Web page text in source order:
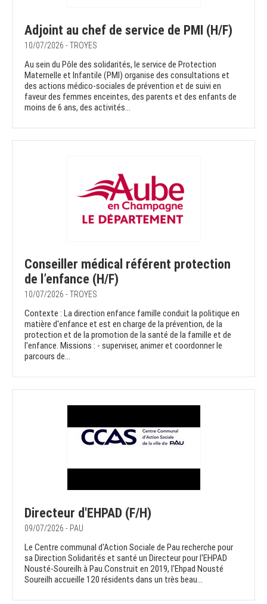
Adjoint au chef de service de PMI (H/F)
10/07/2026 - TROYES
Au sein du Pôle des solidarités, le service de Protection
Maternelle et Infantile (PMI) organise des consultations et
des actions médico-sociales de prévention et de suivi en
faveur des femmes enceintes, des parents et des enfants de
moins de 6 ans, des activités...
Conseiller médical référent protection
de l’enfance (H/F)
10/07/2026 - TROYES
Contexte : La direction enfance famille conduit la politique en
matière d'enfance et est en charge de la prévention, de la
protection et de la promotion de la santé de la famille et de
l'enfance. Missions : - superviser, animer et coordonner le
parcours de...
Directeur d'EHPAD (F/H)
09/07/2026 - PAU
Le Centre communal d'Action Sociale de Pau recherche pour
sa Direction Solidarités et santé un Directeur pour l'EHPAD
Nousté-Soureilh à Pau.Construit en 2019, l'Ehpad Nousté
Soureilh accueille 120 résidents dans un très beau...